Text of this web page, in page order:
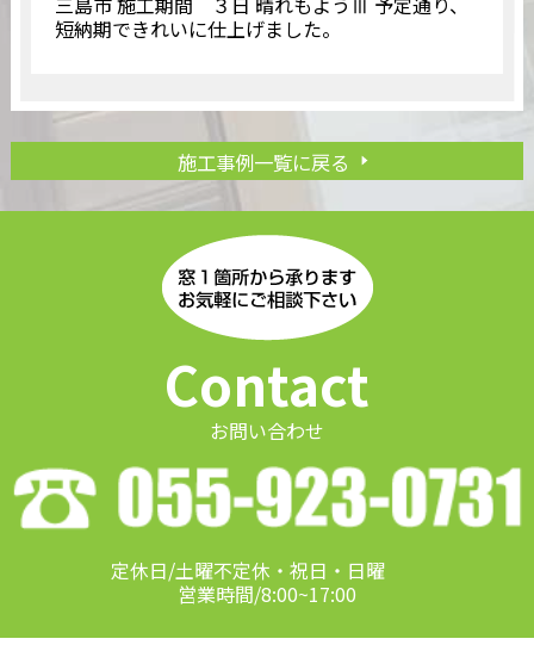
短納期できれいに仕上げました。
施工事例一覧に戻る
Contact
お問い合わせ
定休日/土曜不定休・祝日・日曜
営業時間/8:00~17:00